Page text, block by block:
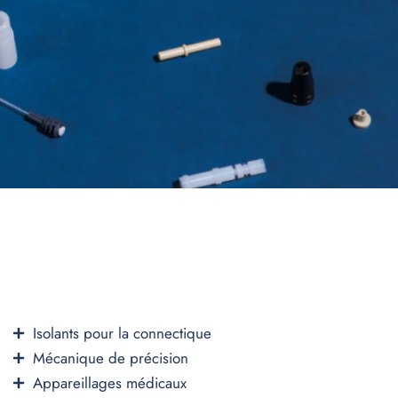
Isolants pour la connectique
Mécanique de précision
Appareillages médicaux